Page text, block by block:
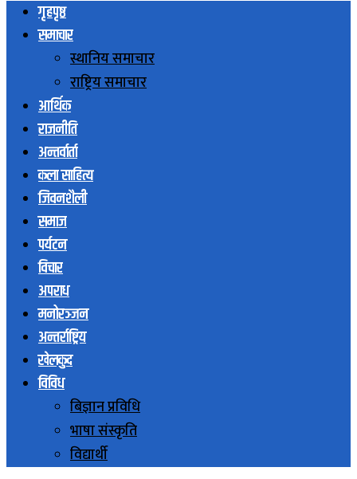
गृहपृष्ठ
समाचार
स्थानिय समाचार
राष्ट्रिय समाचार
आर्थिक
राजनीति
अन्तर्वार्ता
कला साहित्य
जिवनशैली
समाज
पर्यटन
विचार
अपराध
मनोरञ्जन
अन्तर्राष्ट्रिय
खेलकुद
विविध
बिज्ञान प्रविधि
भाषा संस्कृति
विद्यार्थी